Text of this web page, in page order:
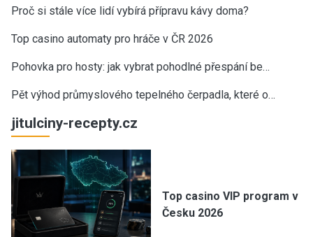
Proč si stále více lidí vybírá přípravu kávy doma?
Top casino automaty pro hráče v ČR 2026
Pohovka pro hosty: jak vybrat pohodlné přespání be…
Pět výhod průmyslového tepelného čerpadla, které o…
jitulciny-recepty.cz
Top casino VIP program v
Česku 2026